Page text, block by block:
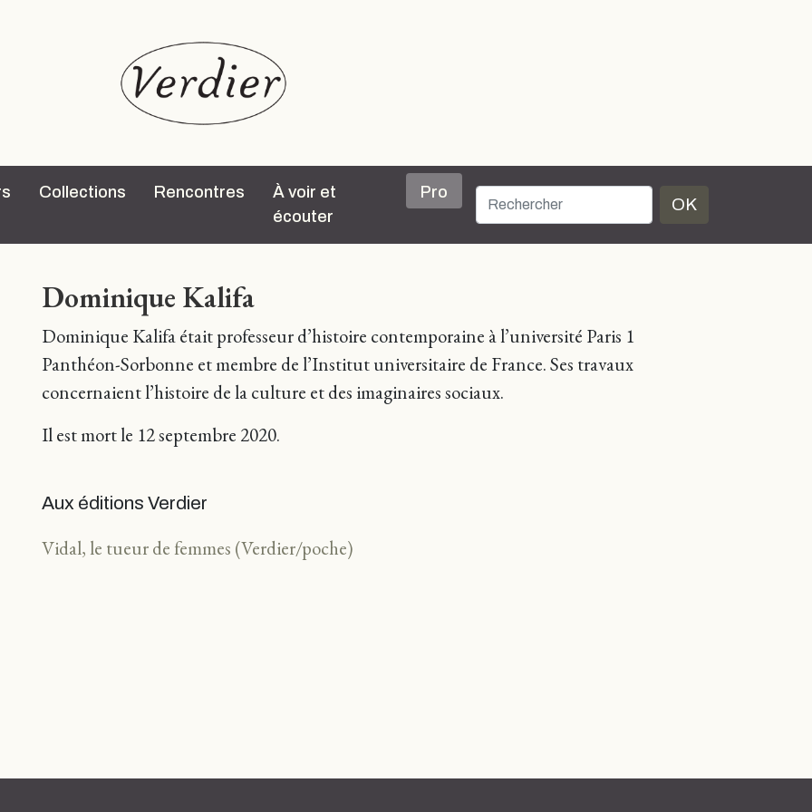
Collections Rencontres
À voir et
écouter
Pro
OK
Dominique Kalifa
Dominique Kalifa était professeur d’histoire contemporaine à l’université Paris 1
Panthéon-Sorbonne et membre de l’Institut universitaire de France. Ses travaux
concernaient l’histoire de la culture et des imaginaires sociaux.
Il est mort le 12 septembre 2020.
Aux éditions Verdier
Vidal, le tueur de femmes (Verdier/poche)